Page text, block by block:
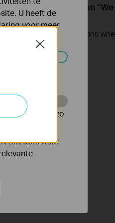
and get stuck on “We
another Deco”?
Close
U heeft de
voor meer
te volgen en zo
waar